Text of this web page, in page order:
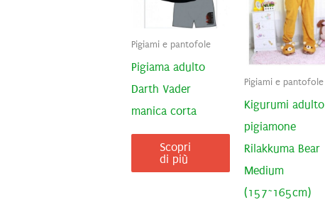
Pigiami e pantofole
Pigiama adulto
Darth Vader
manica corta
Scopri
di più
Pigiami e pantofole
Kigurumi adulto
pigiamone
Rilakkuma Bear
Medium
(157~165cm)